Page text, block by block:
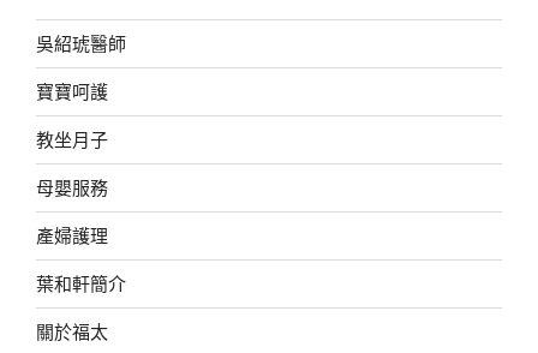
吳紹琥醫師
寶寶呵護
教坐月子
母嬰服務
產婦護理
葉和軒簡介
關於福太